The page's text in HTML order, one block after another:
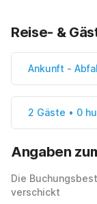
Reise- &
Ankunft -
2 Gäste • 0
Angaben
Die
verschickt